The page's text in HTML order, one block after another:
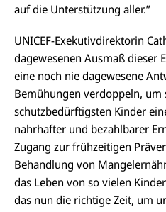
auf die Unterstützung aller.”
UNICEF-Exekutivdirektorin
dagewesenen Ausmaß dieser
eine noch nie dagewesene
Bemühungen verdoppeln, um
schutzbedürftigsten Kinder
nahrhafter und bezahlbarer
Zugang zur frühzeitigen
Behandlung von
das Leben von so vielen
das nun die richtige Zeit, um